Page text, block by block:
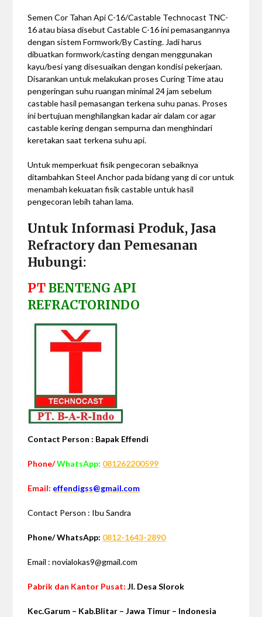
Semen Cor Tahan Api C-16/Castable Technocast TNC-
16 atau biasa disebut Castable C-16 ini pemasangannya
dengan sistem Formwork/By Casting. Jadi harus
dibuatkan formwork/casting dengan menggunakan
kayu/besi yang disesuaikan dengan kondisi pekerjaan.
Disarankan untuk melakukan proses Curing Time atau
pengeringan suhu ruangan minimal 24 jam sebelum
castable hasil pemasangan terkena suhu panas. Proses
ini bertujuan menghilangkan kadar air dalam cor agar
castable kering dengan sempurna dan menghindari
keretakan saat terkena suhu api.
Untuk memperkuat fisik pengecoran sebaiknya
ditambahkan Steel Anchor pada bidang yang di cor untuk
menambah kekuatan fisik castable untuk hasil
pengecoran lebih tahan lama.
Untuk Informasi Produk, Jasa
Refractory dan Pemesanan
Hubungi:
PTBENTENG API
REFRACTORINDO
Contact Person : Bapak Effendi
Phone/WhatsApp: 081262200599
Email: effendigss@gmail.com
Contact Person : Ibu Sandra
Phone/ WhatsApp: 0812-1643-2890
Email : novialokas9@gmail.com
Pabrik dan Kantor Pusat: Jl. Desa Slorok
Kec.Garum – Kab.Blitar – Jawa Timur – Indonesia